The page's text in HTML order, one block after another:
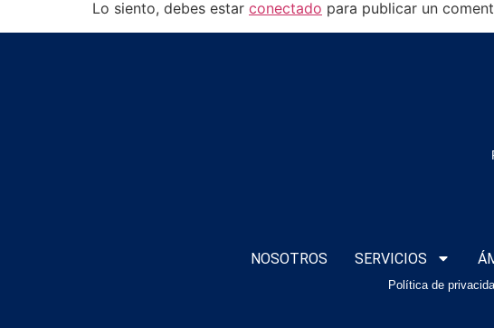
Lo siento, debes estar conectado para publicar un
NOSOTROS SERVICIOS
Política de